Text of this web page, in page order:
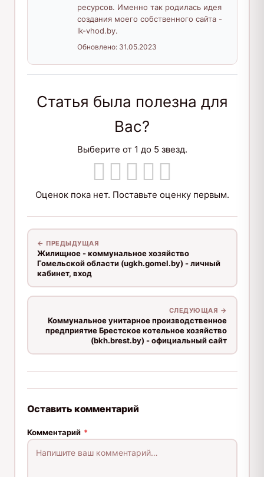
ресурсов. Именно так родилась идея
создания моего собственного сайта -
lk-vhod.by.
Обновлено: 31.05.2023
Статья была полезна для
Вас?
Выберите от 1 до 5 звезд.
Оценок пока нет. Поставьте оценку первым.
← ПРЕДЫДУЩАЯ
Жилищное - коммунальное хозяйство
Гомельской области (ugkh.gomel.by) - личный
кабинет, вход
СЛЕДУЮЩАЯ →
Коммунальное унитарное производственное
предприятие Брестское котельное хозяйство
(bkh.brest.by) - официальный сайт
Оставить комментарий
Комментарий *